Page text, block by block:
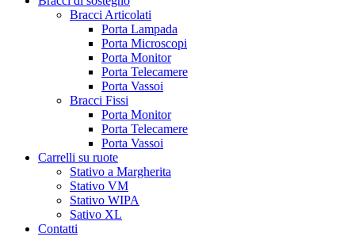
Bracci Articolati
Porta Lampada
Porta Microscopi
Porta Monitor
Porta Telecamere
Porta Vassoi
Bracci Fissi
Porta Monitor
Porta Telecamere
Porta Vassoi
Carrelli su ruote
Stativo a Margherita
Stativo VM
Stativo WIPA
Sativo XL
Contatti